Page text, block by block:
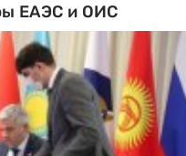
ЕАЭС и ОИС